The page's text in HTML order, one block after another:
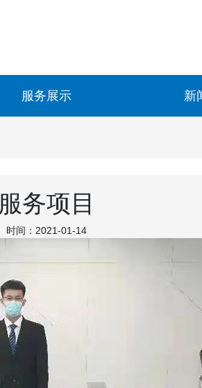
服务展示 新
服务项目
时间：2021-01-14